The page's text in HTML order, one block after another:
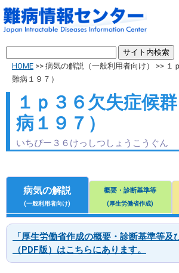
HOME >> 病気の解説（一般利用者向け） >> １
難病１９７）
１ｐ３６欠失症候
病１９７）
いちぴー３６けっしつしょうこうぐん
病気の解説
(一般利用者向け)
概要・診断基準等
(厚生労働省作成)
「厚生労働省作成の概要・診断基準等及
（PDF版）はこちらにあります。